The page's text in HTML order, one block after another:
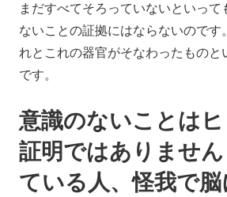
まだすべてそろっていないといって
ないことの証拠にはならないのです
れとこれの器官がそなわったものと
です。
意識のないことは
証明ではありませ
ている人、怪我で脳